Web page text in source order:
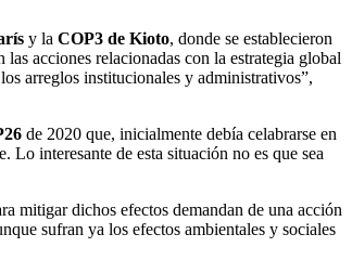
y la COP3 de Kioto, donde se establecieron
acciones relacionadas con la estrategia global
arreglos institucionales y administrativos”,
de 2020 que, inicialmente debía celabrarse en
Lo interesante de esta situación no es que sea
mitigar dichos efectos demandan de una acción
sufran ya los efectos ambientales y sociales